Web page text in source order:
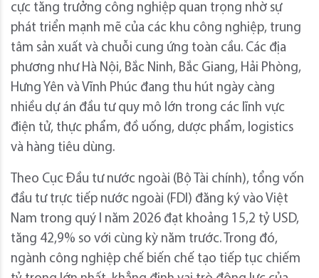
cực tăng trưởng công nghiệp quan trọng nhờ sự
phát triển mạnh mẽ của các khu công nghiệp, trung
tâm sản xuất và chuỗi cung ứng toàn cầu. Các địa
phương như Hà Nội, Bắc Ninh, Bắc Giang, Hải Phòng,
Hưng Yên và Vĩnh Phúc đang thu hút ngày càng
nhiều dự án đầu tư quy mô lớn trong các lĩnh vực
điện tử, thực phẩm, đồ uống, dược phẩm, logistics
và hàng tiêu dùng.
Theo Cục Đầu tư nước ngoài (Bộ Tài chính), tổng vốn
đầu tư trực tiếp nước ngoài (FDI) đăng ký vào Việt
Nam trong quý I năm 2026 đạt khoảng 15,2 tỷ USD,
tăng 42,9% so với cùng kỳ năm trước. Trong đó,
ngành công nghiệp chế biến chế tạo tiếp tục chiếm